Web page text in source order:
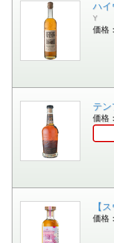
ハイ
Y
価格
テン
価格
【
価格